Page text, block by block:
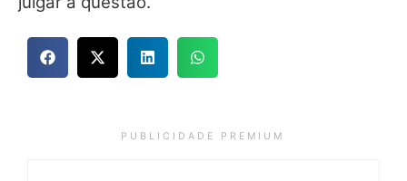
P U B L I C I D A D E P R E M I U M